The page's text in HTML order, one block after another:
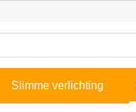
Slimme verlichting